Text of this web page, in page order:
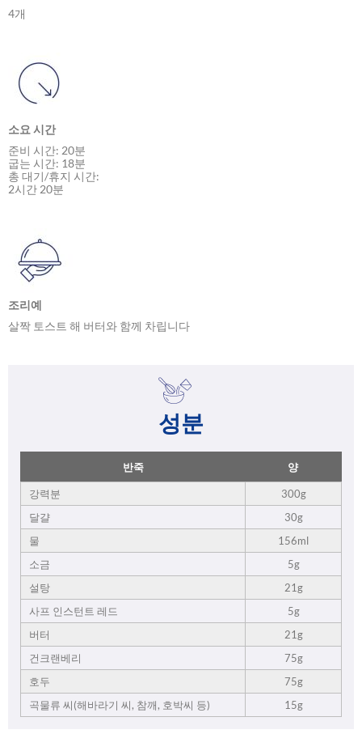
4개
소요 시간
준비 시간: 20분
굽는 시간: 18분
총 대기/휴지 시간:
2시간 20분
조리예
살짝 토스트 해 버터와 함께 차립니다
성분
반죽 양
강력분
300g
달걀
30g
물
156ml
소금
5g
설탕
21g
사프 인스턴트 레드
5g
버터
21g
건크랜베리
75g
호두
75g
곡물류 씨(해바라기 씨, 참깨, 호박씨 등)
15g